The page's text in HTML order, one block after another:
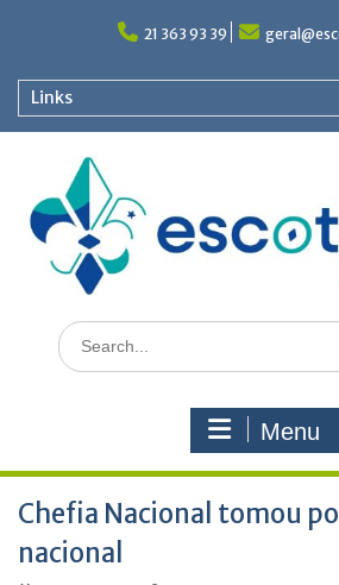
21 363 93 39
Links
Search
for:
Menu
Chefia Nacional tomou
nacional